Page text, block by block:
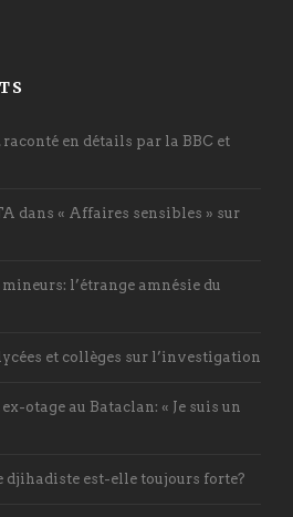
en détails par la BBC et
dans « Affaires sensibles » sur
l’étrange amnésie du
et collèges sur l’investigation
otage au Bataclan: « Je suis un
djihadiste est-elle toujours forte?